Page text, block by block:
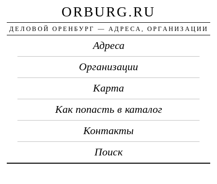
ORBURG.RU
ДЕЛОВОЙ ОРЕНБУРГ — АДРЕСА, ОРГАНИЗАЦИИ
Адреса
Организации
Карта
Как попасть в каталог
Контакты
Поиск